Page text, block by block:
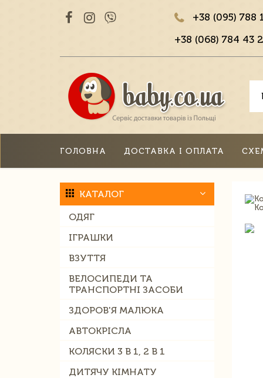
+38 (095) 788
+38 (068) 784 43
ГОЛОВНА ДОСТАВКА І ОПЛАТА
КАТАЛОГ
ОДЯГ
ІГРАШКИ
ВЗУТТЯ
ВЕЛОСИПЕДИ ТА
ТРАНСПОРТНІ ЗАСОБИ
ЗДОРОВ'Я МАЛЮКА
АВТОКРІСЛА
КОЛЯСКИ 3 В 1, 2 В 1
ДИТЯЧУ КІМНАТУ